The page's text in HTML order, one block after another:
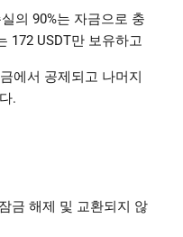
의 90%는 자금으로 충
172 USDT만 보유하고
에서 공제되고 나머지
.
금 해제 및 교환되지 않